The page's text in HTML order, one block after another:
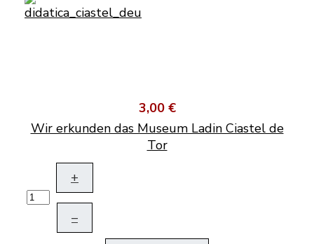
3,00 €
Wir erkunden das Museum Ladin Ciastel de
Tor
+
–